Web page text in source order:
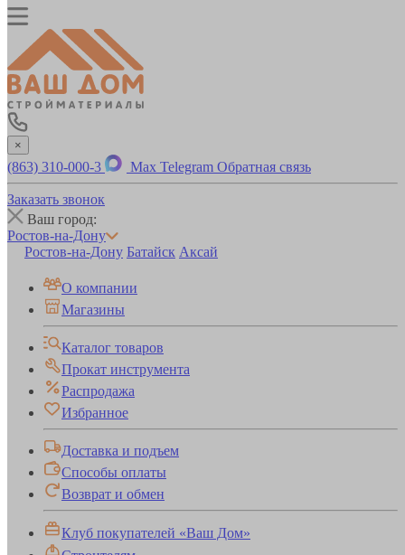
×
(863) 310-000-3 Max Telegram Обратная связь
Заказать звонок
Ваш город:
Ростов-на-Дону
Ростов-на-Дону Батайск Аксай
О компании
Магазины
Каталог товаров
Прокат инструмента
Распродажа
Избранное
Доставка и подъем
Способы оплаты
Возврат и обмен
Клуб покупателей «Ваш Дом»